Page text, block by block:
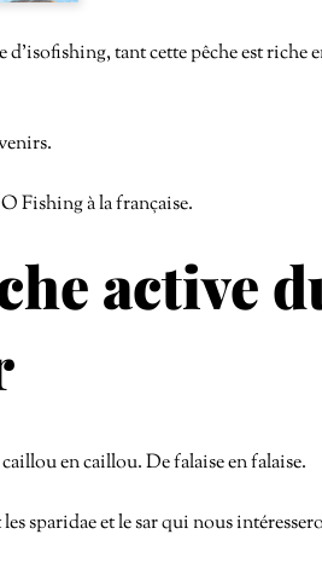
tant cette pêche est riche
Fishing à la française.
active
en caillou. De falaise en falaise.
sparidae et le sar qui nous